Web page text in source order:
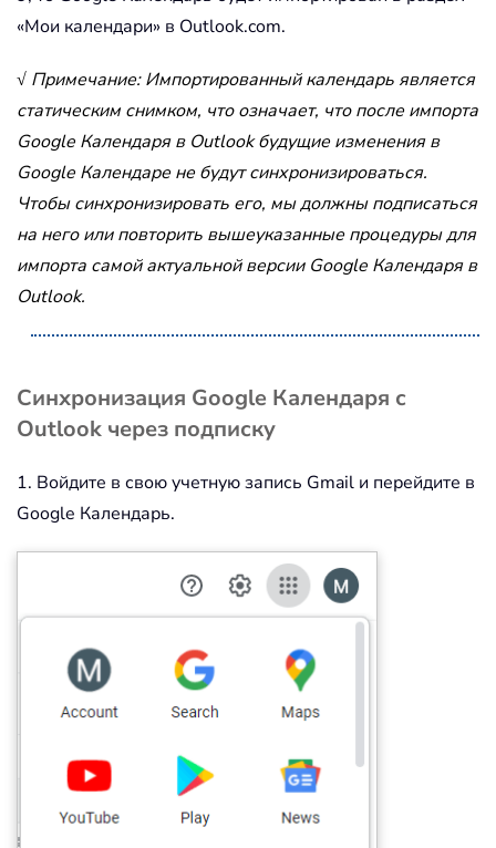
«Мои календари» в Outlook.com.
√ Примечание: Импортированный календарь является
статическим снимком, что означает, что после импорта
Google Календаря в Outlook будущие изменения в
Google Календаре не будут синхронизироваться.
Чтобы синхронизировать его, мы должны подписаться
на него или повторить вышеуказанные процедуры для
импорта самой актуальной версии Google Календаря в
Outlook.
Синхронизация Google Календаря с
Outlook через подписку
1. Войдите в свою учетную запись Gmail и перейдите в
Google Календарь.